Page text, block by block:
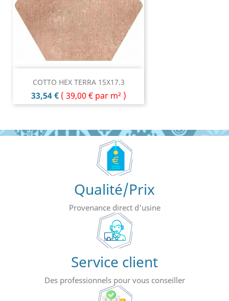
COTTO HEX TERRA 15X17.3
Prix
33,54 € ( 39,00 € par m² )
Qualité/Prix
Provenance direct d'usine
Service client
Des professionnels pour vous conseiller